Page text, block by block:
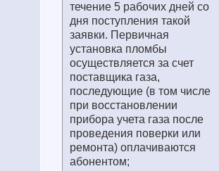
течение 5 рабочих дней со
дня поступления такой
заявки. Первичная
установка пломбы
осуществляется за счет
поставщика газа,
последующие (в том числе
при восстановлении
прибора учета газа после
проведения поверки или
ремонта) оплачиваются
абонентом;